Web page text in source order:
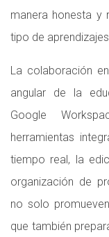
manera honesta y
tipo de
La colaboración
angular de la
Google
herramientas
tiempo real, la
organización de
no solo
que también